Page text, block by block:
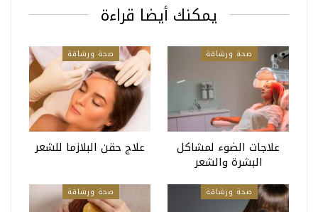
يمكنك أيضا قراءة
صحة ورشاقة
علاجات الضوء لمشاكل
البشرة والشعر
صحة ورشاقة
علاج حقن البلازما للشعر
صحة ورشاقة صحة ورشاقة